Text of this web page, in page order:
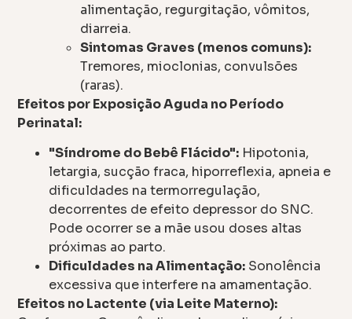
alimentação, regurgitação, vômitos,
diarreia.
Sintomas Graves (menos comuns):
Tremores, mioclonias, convulsões
(raras).
Efeitos por Exposição Aguda no Período
Perinatal:
"Síndrome do Bebê Flácido": Hipotonia,
letargia, sucção fraca, hiporreflexia, apneia e
dificuldades na termorregulação,
decorrentes de efeito depressor do SNC.
Pode ocorrer se a mãe usou doses altas
próximas ao parto.
Dificuldades na Alimentação: Sonolência
excessiva que interfere na amamentação.
Efeitos no Lactente (via Leite Materno):